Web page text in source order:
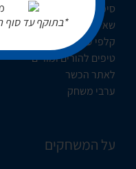
סימנים
שאלות ותשובות
קלפי עזר
טיפים להורים ומורים
לאתר הכשר
ערבי משחק
על המשחקים
*בתוקף עד סוף